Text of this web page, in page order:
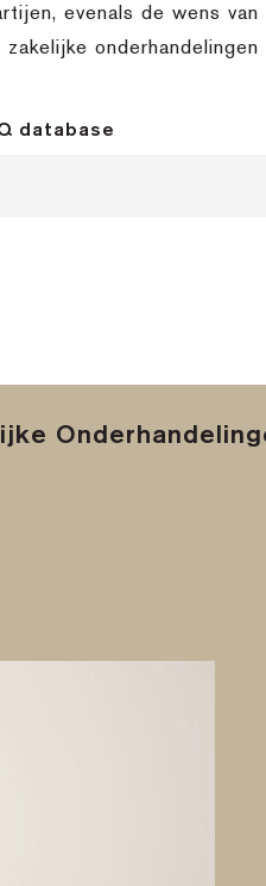
evenals de wens
database